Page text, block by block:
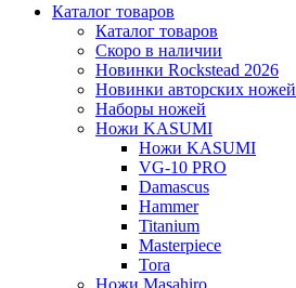
Каталог товаров
Каталог товаров
Скоро в наличии
Новинки Rockstead 2026
Новинки авторских ножей
Наборы ножей
Ножи KASUMI
Ножи KASUMI
VG-10 PRO
Damascus
Hammer
Titanium
Masterpiece
Tora
Ножи Masahiro